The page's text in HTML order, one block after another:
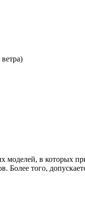
моделей, в которых
того,